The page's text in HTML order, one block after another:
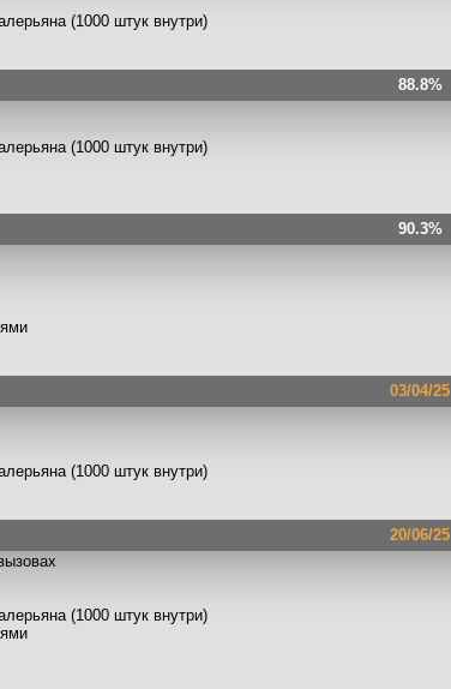
(1000 штук внутри)
88.8%
(1000 штук внутри)
90.3%
03/04/25
(1000 штук внутри)
20/06/25
(1000 штук внутри)